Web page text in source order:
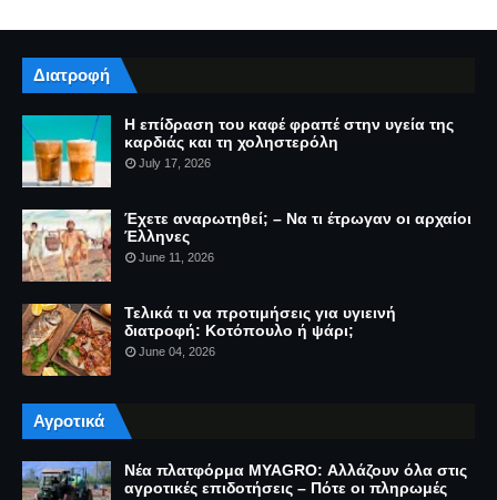
Διατροφή
Η επίδραση του καφέ φραπέ στην υγεία της
καρδιάς και τη χοληστερόλη
July 17, 2026
Έχετε αναρωτηθεί; – Να τι έτρωγαν οι αρχαίοι
Έλληνες
June 11, 2026
Τελικά τι να προτιμήσεις για υγιεινή
διατροφή: Κοτόπουλο ή ψάρι;
June 04, 2026
Αγροτικά
Νέα πλατφόρμα MYAGRO: Αλλάζουν όλα στις
αγροτικές επιδοτήσεις – Πότε οι πληρωμές